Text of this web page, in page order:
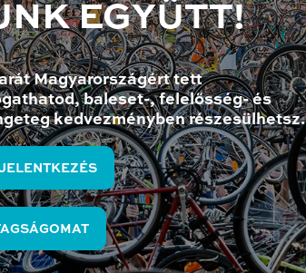
EGYÜTT!
Magyarországért tett
baleset-, felelősség- és
kedvezményben részesülhetsz.